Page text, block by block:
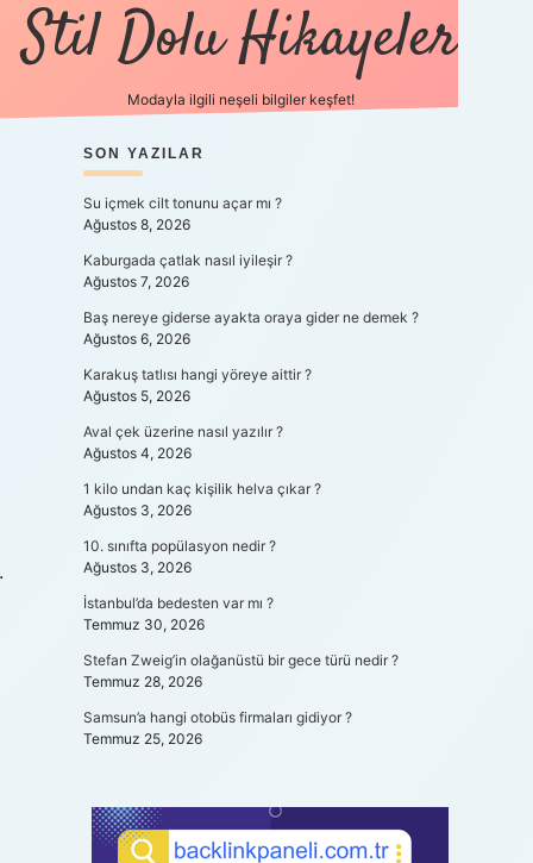
Stil Dolu Hikayeler
Modayla ilgili neşeli bilgiler keşfet!
SIDEBAR
SON YAZILAR
Su içmek cilt tonunu açar mı ?
Ağustos 8, 2026
Kaburgada çatlak nasıl iyileşir ?
Ağustos 7, 2026
Baş nereye giderse ayakta oraya gider ne demek ?
Ağustos 6, 2026
Karakuş tatlısı hangi yöreye aittir ?
Ağustos 5, 2026
Aval çek üzerine nasıl yazılır ?
Ağustos 4, 2026
1 kilo undan kaç kişilik helva çıkar ?
Ağustos 3, 2026
10. sınıfta popülasyon nedir ?
Ağustos 3, 2026
İstanbul’da bedesten var mı ?
Temmuz 30, 2026
Stefan Zweig’in olağanüstü bir gece türü nedir ?
Temmuz 28, 2026
Samsun’a hangi otobüs firmaları gidiyor ?
Temmuz 25, 2026